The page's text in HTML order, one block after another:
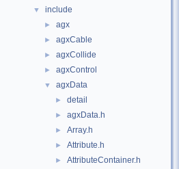
▼ include
► agx
► agxCable
► agxCollide
► agxControl
▼ agxData
► detail
► agxData.h
► Array.h
► Attribute.h
► AttributeContainer.h